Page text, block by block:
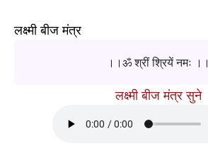
लक्ष्मी बीज मंत्र
।।ॐ श्रीं श्रियें नमः ।।
लक्ष्मी बीज मंत्र सुने